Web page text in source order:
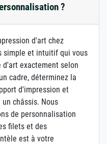
?
d'art chez
simple et intuitif qui vous
exactement selon
cadre, déterminez la
d'impression et
châssis. Nous
de personnalisation
filets et des
est à votre